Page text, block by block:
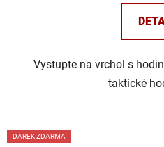
Vystupte na vrchol s
taktické
DÁREK ZDARMA